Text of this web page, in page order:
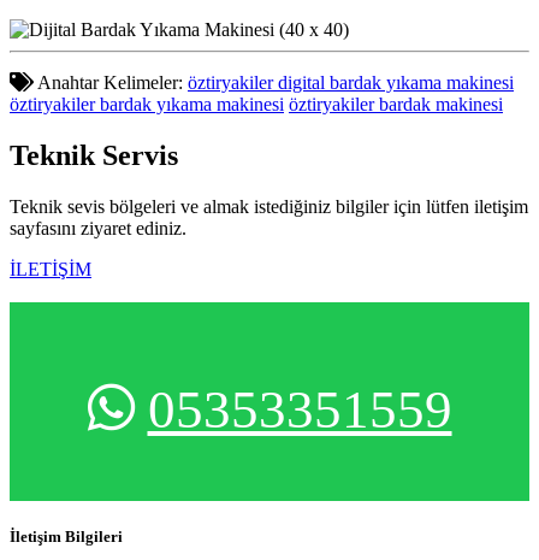
Anahtar Kelimeler: öztiryakiler digital bardak yıkama makinesi
öztiryakiler bardak yıkama makinesi öztiryakiler bardak makinesi
Teknik Servis
Teknik sevis bölgeleri ve almak istediğiniz bilgiler için lütfen iletişim
sayfasını ziyaret ediniz.
İLETİŞİM
05353351559
İletişim Bilgileri